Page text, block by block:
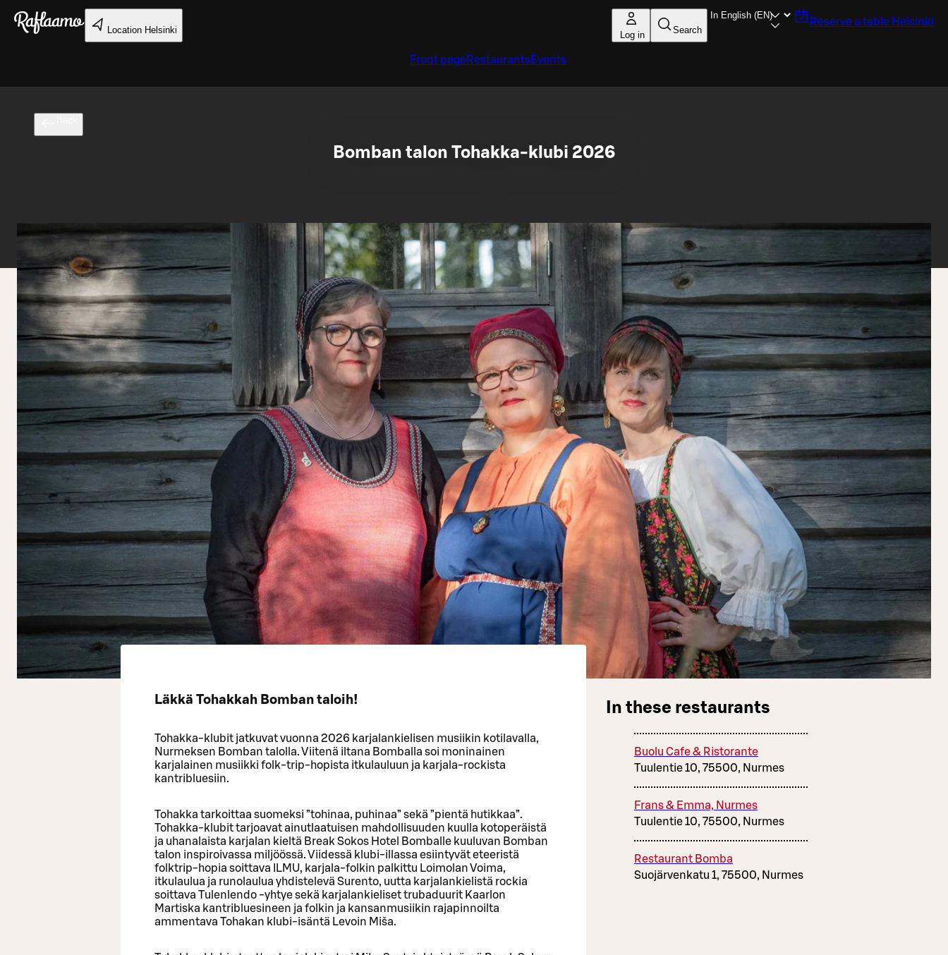
Skip to main content
Location Helsinki Log in Search
Reserve a table Helsinki
Front pageRestaurantsEvents
Bomban talon Tohakka-klubi 2026
Läkkä Tohakkah Bomban taloih!
Tohakka-klubit jatkuvat vuonna 2026 karjalankielisen musiikin kotilavalla,
Nurmeksen Bomban talolla. Viitenä iltana Bomballa soi moninainen
karjalainen musiikki folk-trip-hopista itkulauluun ja karjala-rockista
kantribluesiin.
Tohakka tarkoittaa suomeksi ”tohinaa, puhinaa” sekä ”pientä hutikkaa”.
Tohakka-klubit tarjoavat ainutlaatuisen mahdollisuuden kuulla kotoperäistä
ja uhanalaista karjalan kieltä Break Sokos Hotel Bomballe kuuluvan Bomban
talon inspiroivassa miljöössä. Viidessä klubi-illassa esiintyvät eteeristä
folktrip-hopia soittava ILMU, karjala-folkin palkittu Loimolan Voima,
itkulaulua ja runolaulua yhdistelevä Surento, uutta karjalankielistä rockia
soittava Tulenlendo -yhtye sekä karjalankieliset trubaduurit Kaarlon
Martiska kantribluesineen ja folkin ja kansanmusiikin rajapinnoilta
ammentava Tohakan klubi-isäntä Levoin Miša.
In these restaurants
Buolu Cafe & Ristorante
Tuulentie 10, 75500, Nurmes
Frans & Emma, Nurmes
Tuulentie 10, 75500, Nurmes
Restaurant Bomba
Suojärvenkatu 1, 75500, Nurmes